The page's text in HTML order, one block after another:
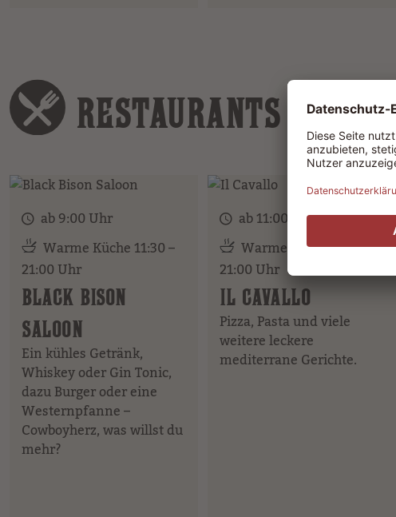
RESTAURANTS & BARS
ab 9:00 Uhr
Warme Küche 11:30 –
21:00 Uhr
BLACK BISON
SALOON
Ein kühles Getränk,
Whiskey oder Gin Tonic,
dazu Burger oder eine
Westernpfanne –
Cowboyherz, was willst du
mehr?
ab 11:00 Uhr
Warme Küche 11:30 –
21:00 Uhr
IL CAVALLO
Pizza, Pasta und viele
weitere leckere
mediterrane Gerichte.